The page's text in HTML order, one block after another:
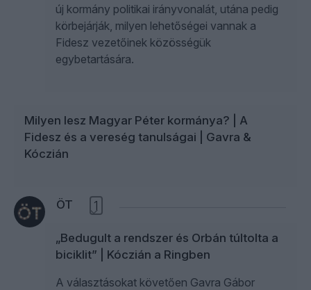
új kormány politikai irányvonalát, utána pedig
körbejárják, milyen lehetőségei vannak a
Fidesz vezetőinek közösségük
egybetartására.
Milyen lesz Magyar Péter kormánya? | A
Fidesz és a vereség tanulságai | Gavra &
Kóczián
ÖT 1
„Bedugult a rendszer és Orbán túltolta a
biciklit” | Kóczián a Ringben
A választásokat követően Gavra Gábor